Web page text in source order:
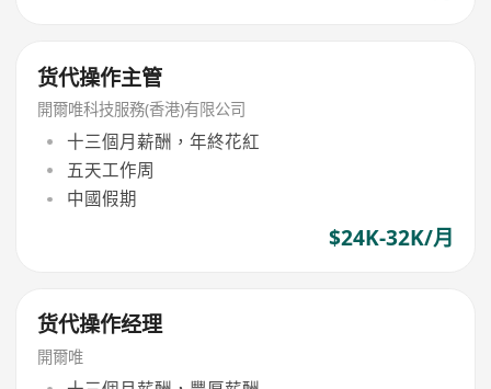
货代操作主管
開爾唯科技服務(香港)有限公司
十三個月薪酬，年終花紅
五天工作周
中國假期
$24K-32K/月
货代操作经理
開爾唯